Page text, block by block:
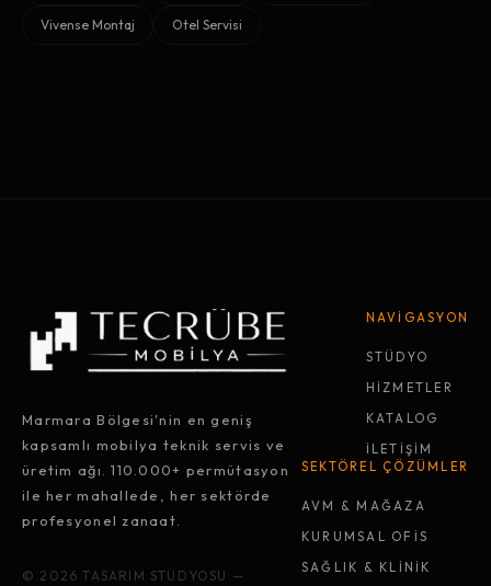
Vivense Montaj Otel Servisi
Marmara Bölgesi'nin en geniş
kapsamlı mobilya teknik servis ve
üretim ağı. 110.000+ permütasyon
ile her mahallede, her sektörde
profesyonel zanaat.
© 2026 TASARIM STÜDYOSU —
NAVİGASYON
STÜDYO
HİZMETLER
KATALOG
İLETİŞİM
SEKTÖREL ÇÖZÜMLER
AVM & MAĞAZA
KURUMSAL OFİS
SAĞLIK & KLİNİK